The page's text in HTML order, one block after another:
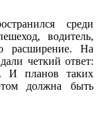
среди
водитель,
расширение. На
четкий ответ:
И планов таких
должна быть